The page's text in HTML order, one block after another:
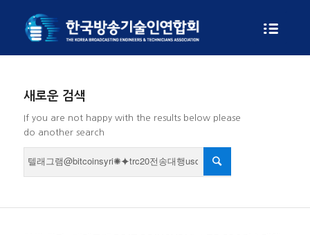
새로운 검색
If you are not happy with the results below please
do another search